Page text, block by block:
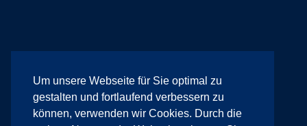
Um unsere Webseite für Sie optimal zu
gestalten und fortlaufend verbessern zu
können, verwenden wir Cookies. Durch die